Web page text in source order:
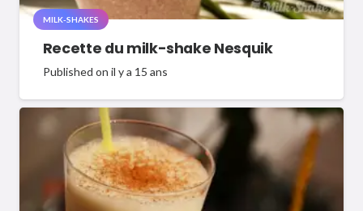
MILK-SHAKES
Recette du milk-shake Nesquik
Published on il y a 15 ans